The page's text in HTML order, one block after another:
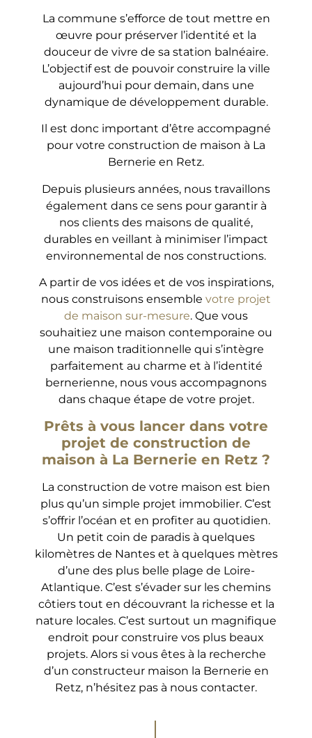
La commune s’efforce de tout mettre en
œuvre pour préserver l’identité et la
douceur de vivre de sa station balnéaire.
L’objectif est de pouvoir construire la ville
aujourd’hui pour demain, dans une
dynamique de développement durable.
Il est donc important d’être accompagné
pour votre construction de maison à La
Bernerie en Retz.
Depuis plusieurs années, nous travaillons
également dans ce sens pour garantir à
nos clients des maisons de qualité,
durables en veillant à minimiser l’impact
environnemental de nos constructions.
A partir de vos idées et de vos inspirations,
nous construisons ensemble votre projet
de maison sur-mesure. Que vous
souhaitiez une maison contemporaine ou
une maison traditionnelle qui s’intègre
parfaitement au charme et à l’identité
bernerienne, nous vous accompagnons
dans chaque étape de votre projet.
Prêts à vous lancer dans votre
projet de construction de
maison à La Bernerie en Retz ?
La construction de votre maison est bien
plus qu’un simple projet immobilier. C’est
s’offrir l’océan et en profiter au quotidien.
Un petit coin de paradis à quelques
kilomètres de Nantes et à quelques mètres
d’une des plus belle plage de Loire-
Atlantique. C’est s’évader sur les chemins
côtiers tout en découvrant la richesse et la
nature locales. C’est surtout un magnifique
endroit pour construire vos plus beaux
projets. Alors si vous êtes à la recherche
d’un constructeur maison la Bernerie en
Retz, n’hésitez pas à nous contacter.